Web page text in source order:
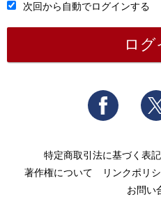
次回から自動でログインする
特定商取引法に基づく表記
著作権について
リンクポリ
お問い